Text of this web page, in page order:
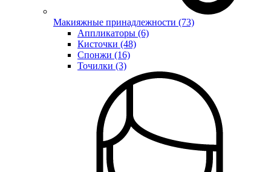
Макияжные принадлежности (73)
Аппликаторы (6)
Кисточки (48)
Спонжи (16)
Точилки (3)